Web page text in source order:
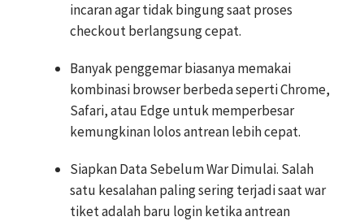
incaran agar tidak bingung saat proses
checkout berlangsung cepat.
Banyak penggemar biasanya memakai
kombinasi browser berbeda seperti Chrome,
Safari, atau Edge untuk memperbesar
kemungkinan lolos antrean lebih cepat.
Siapkan Data Sebelum War Dimulai. Salah
satu kesalahan paling sering terjadi saat war
tiket adalah baru login ketika antrean